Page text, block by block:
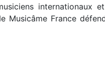
internationaux
Musicâme France